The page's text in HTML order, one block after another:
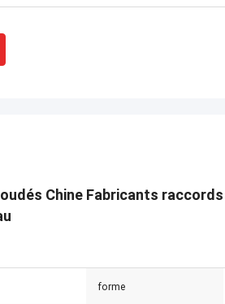
bon, continuera à coopérer.
Chine Fabricants
forme